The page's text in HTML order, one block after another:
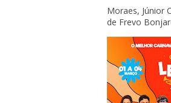
Moraes, Júnior
de Frevo